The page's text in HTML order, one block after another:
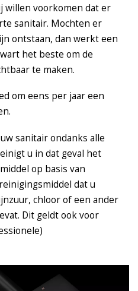
willen voorkomen dat er
sanitair. Mochten er
ontstaan, dan werkt een
het beste om de
te maken.
om eens per jaar een
sanitair ondanks alle
u in dat geval het
op basis van
dat u
chloor of een ander
Dit geldt ook voor